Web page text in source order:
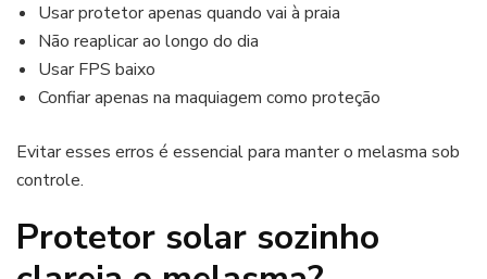
Usar protetor apenas quando vai à praia
Não reaplicar ao longo do dia
Usar FPS baixo
Confiar apenas na maquiagem como proteção
Evitar esses erros é essencial para manter o melasma sob
controle.
Protetor solar sozinho